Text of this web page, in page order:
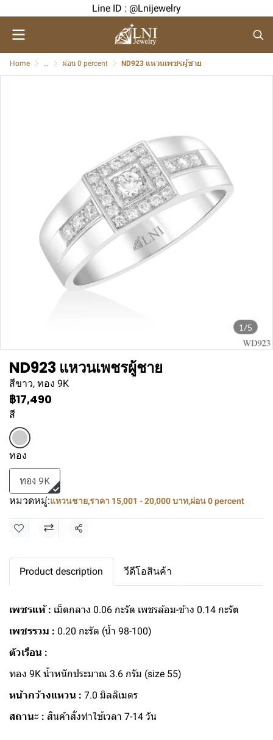
Line ID : @Lnijewelry
Home ... ผ่อน 0 percent ND923 แหวนเพชรผู้ชาย
1/5
ND923 แหวนเพชรผู้ชาย
สีขาว, ทอง 9K
฿17,490
สี
ทอง
ทอง 9K
หมวดหมู่:แหวนชาย,ราคา 15,001 - 20,000 บาท,ผ่อน 0 percent
แชร์
Product description วีดีโอสินค้า
เพชรแท้ : เม็ดกลาง 0.06 กะรัต เพชรล้อม-ข้าง 0.14 กะรัต
เพชรรวม : 0.20 กะรัต (น้ำ 98-100)
ตัวเรือน :
ทอง 9K น้ำหนักประมาณ 3.6 กรัม (size 55)
หน้ากว้างแหวน : 7.0 มิลลิเมตร
สถานะ : สินค้าสั่งทำใช้เวลา 7-14 วัน